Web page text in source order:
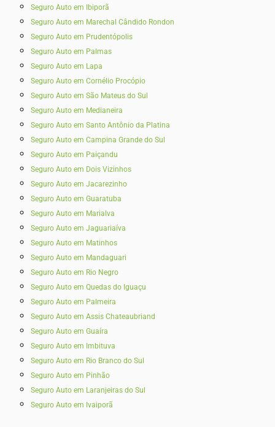
Seguro Auto em Ibiporã
Seguro Auto em Marechal Cândido Rondon
Seguro Auto em Prudentópolis
Seguro Auto em Palmas
Seguro Auto em Lapa
Seguro Auto em Cornélio Procópio
Seguro Auto em São Mateus do Sul
Seguro Auto em Medianeira
Seguro Auto em Santo Antônio da Platina
Seguro Auto em Campina Grande do Sul
Seguro Auto em Paiçandu
Seguro Auto em Dois Vizinhos
Seguro Auto em Jacarezinho
Seguro Auto em Guaratuba
Seguro Auto em Marialva
Seguro Auto em Jaguariaíva
Seguro Auto em Matinhos
Seguro Auto em Mandaguari
Seguro Auto em Rio Negro
Seguro Auto em Quedas do Iguaçu
Seguro Auto em Palmeira
Seguro Auto em Assis Chateaubriand
Seguro Auto em Guaíra
Seguro Auto em Imbituva
Seguro Auto em Rio Branco do Sul
Seguro Auto em Pinhão
Seguro Auto em Laranjeiras do Sul
Seguro Auto em Ivaiporã